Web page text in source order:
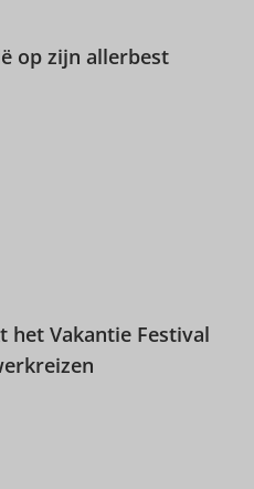
op zijn allerbest
het Vakantie Festival